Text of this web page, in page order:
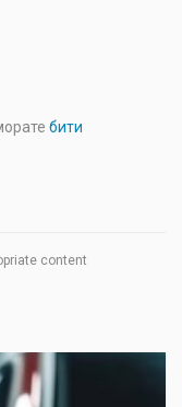
бити
content